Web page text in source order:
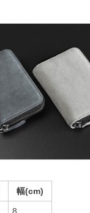
幅(cm)